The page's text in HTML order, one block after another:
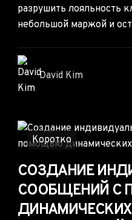
разрушить лояльность
небольшой маржой и
David Kim
Коротко
СОЗДАНИЕ
СООБЩЕНИЙ С
ДИНАМИЧЕСКИХ